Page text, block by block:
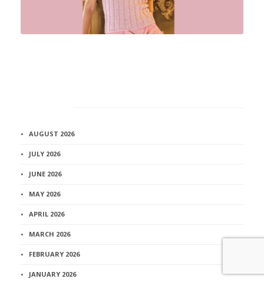
AUGUST 2026
JULY 2026
JUNE 2026
MAY 2026
APRIL 2026
MARCH 2026
FEBRUARY 2026
JANUARY 2026